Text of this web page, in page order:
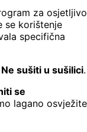
za osjetljivo
se korištenje
specifična
Ne sušiti u sušilici.
se
lagano osvježite